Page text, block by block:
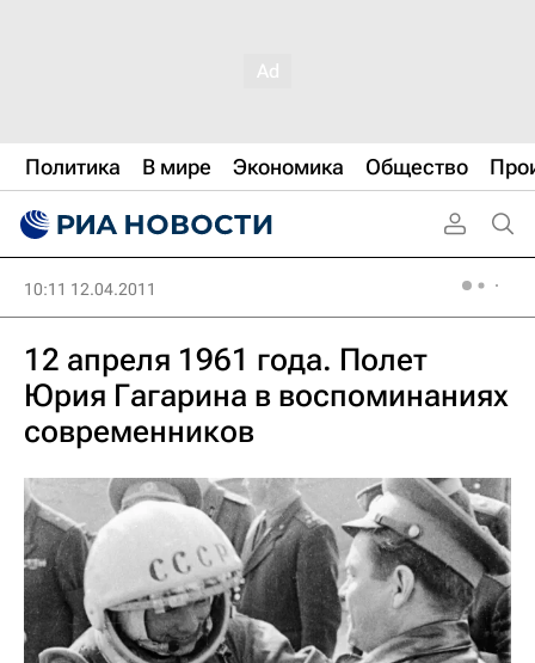
Политика В мире Экономика Общество
10:11 12.04.2011
12 апреля 1961 года. Полет
Юрия Гагарина в воспоминаниях
современников